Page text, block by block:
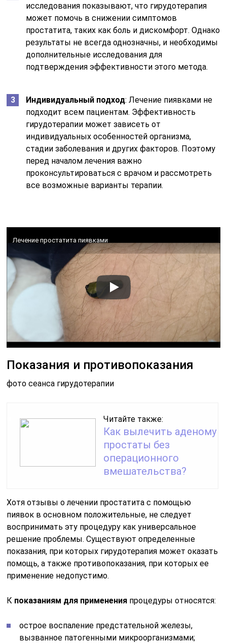
исследования показывают, что гирудотерапия
может помочь в снижении симптомов
простатита, таких как боль и дискомфорт. Однако
результаты не всегда однозначны, и необходимы
дополнительные исследования для
подтверждения эффективности этого метода.
Индивидуальный подход: Лечение пиявками не
подходит всем пациентам. Эффективность
гирудотерапии может зависеть от
индивидуальных особенностей организма,
стадии заболевания и других факторов. Поэтому
перед началом лечения важно
проконсультироваться с врачом и рассмотреть
все возможные варианты терапии.
Лечение простатита пиявками
Показания и противопоказания
фото сеанса гирудотерапии
Читайте также:
Как вылечить аденому
простаты без
операционного
вмешательства?
Хотя отзывы о лечении простатита с помощью
пиявок в основном положительные, не следует
воспринимать эту процедуру как универсальное
решение проблемы. Существуют определенные
показания, при которых гирудотерапия может оказать
помощь, а также противопоказания, при которых ее
применение недопустимо.
К показаниям для применения процедуры относятся:
острое воспаление предстательной железы,
вызванное патогенными микроорганизмами;